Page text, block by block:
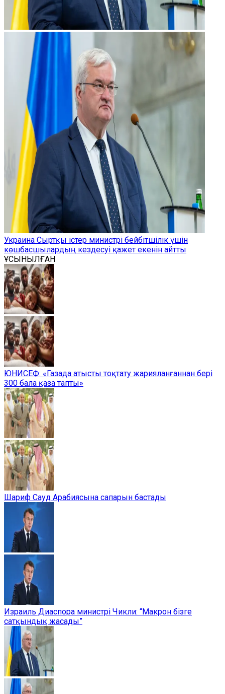
Украина Сыртқы істер министрі бейбітшілік үшін
көшбасшылардың кездесуі қажет екенін айтты
ҰСЫНЫЛҒАН
ЮНИСЕФ: «Газада атысты тоқтату жарияланғаннан бері
300 бала қаза тапты»
Шариф Сауд Арабиясына сапарын бастады
Израиль Диаспора министрі Чикли: “Макрон бізге
сатқындық жасады”